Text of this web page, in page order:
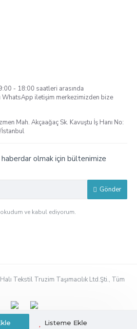
Listeme Ekle
- 18:00 saatleri arasında
WhatsApp iletişim merkezimizden bize
Mah. Akçaağaç Sk. Kavuştu İş Hanı No:
haberdar olmak için bültenimize
Gönder
ve kabul ediyorum.
Tekstil Truzim Taşımacılık Ltd.Şti., Tüm